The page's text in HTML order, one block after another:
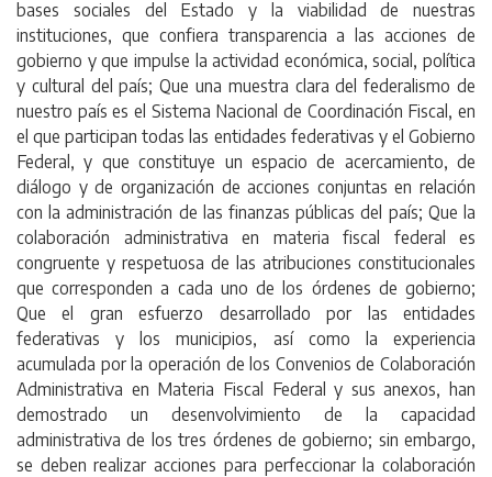
bases sociales del Estado y la viabilidad de nuestras
instituciones, que confiera transparencia a las acciones de
gobierno y que impulse la actividad económica, social, política
y cultural del país; Que una muestra clara del federalismo de
nuestro país es el Sistema Nacional de Coordinación Fiscal, en
el que participan todas las entidades federativas y el Gobierno
Federal, y que constituye un espacio de acercamiento, de
diálogo y de organización de acciones conjuntas en relación
con la administración de las finanzas públicas del país; Que la
colaboración administrativa en materia fiscal federal es
congruente y respetuosa de las atribuciones constitucionales
que corresponden a cada uno de los órdenes de gobierno;
Que el gran esfuerzo desarrollado por las entidades
federativas y los municipios, así como la experiencia
acumulada por la operación de los Convenios de Colaboración
Administrativa en Materia Fiscal Federal y sus anexos, han
demostrado un desenvolvimiento de la capacidad
administrativa de los tres órdenes de gobierno; sin embargo,
se deben realizar acciones para perfeccionar la colaboración